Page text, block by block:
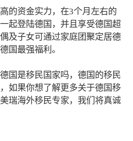
的资金实力，在3个月左右的
起登陆德国，并且享受德国超
及子女可通过家庭团聚定居德
国最强福利。
国是移民国家吗，德国的移民
如果你想了解更多关于德国移
瑞海外移民专家，我们将真诚